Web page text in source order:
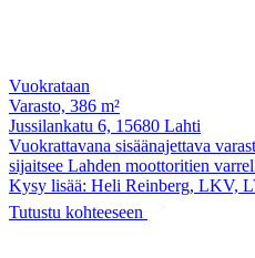
Vuokrataan
Varasto, 386 m²
Jussilankatu 6, 15680 Lahti
Vuokrattavana sisäänajettava
sijaitsee Lahden moottoritien
Kysy lisää: Heli Reinberg, LKV,
Tutustu kohteeseen